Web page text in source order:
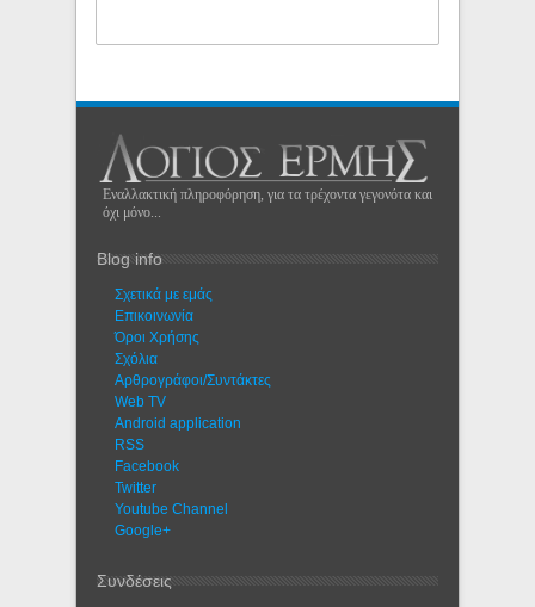
Εναλλακτική πληροφόρηση, για τα τρέχοντα γεγονότα και
όχι μόνο...
Blog info
Σχετικά με εμάς
Eπικοινωνία
Όροι Χρήσης
Σχόλια
Αρθρογράφοι/Συντάκτες
Web TV
Android application
RSS
Facebook
Twitter
Youtube Channel
Google+
Συνδέσεις